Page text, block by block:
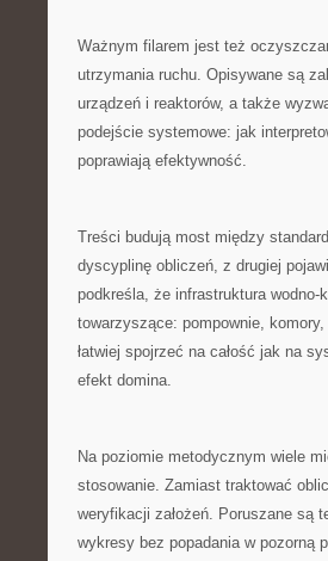
Ważnym filarem jest też
utrzymania ruchu. Opisywane są
urządzeń i reaktorów, a także
podejście systemowe: jak
poprawiają efektywność.
Treści budują most między
dyscyplinę obliczeń, z drugiej
podkreśla, że infrastruktura
towarzyszące: pompownie,
łatwiej spojrzeć na całość jak na
efekt domina.
Na poziomie metodycznym wiele
stosowanie. Zamiast traktować
weryfikacji założeń. Poruszane są
wykresy bez popadania w pozorną